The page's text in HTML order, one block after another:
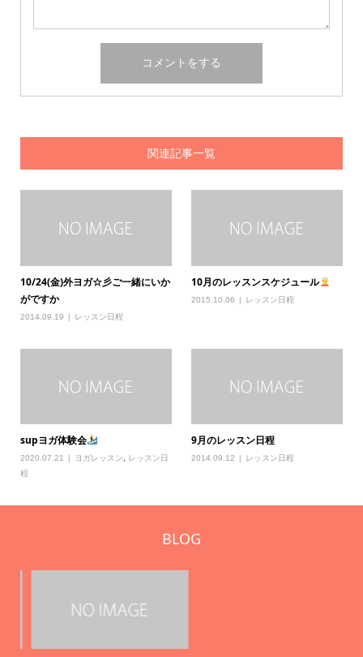
関連記事一覧
10/24(金)外ヨガ☆彡ご一緒にいか
がですか
2014.09.19 レッスン日程
10月のレッスンスケジュール
2015.10.06 レッスン日程
supヨガ体験会
2020.07.21 ヨガレッスン
レッスン日
程
9月のレッスン日程
2014.09.12 レッスン日程
BLOG